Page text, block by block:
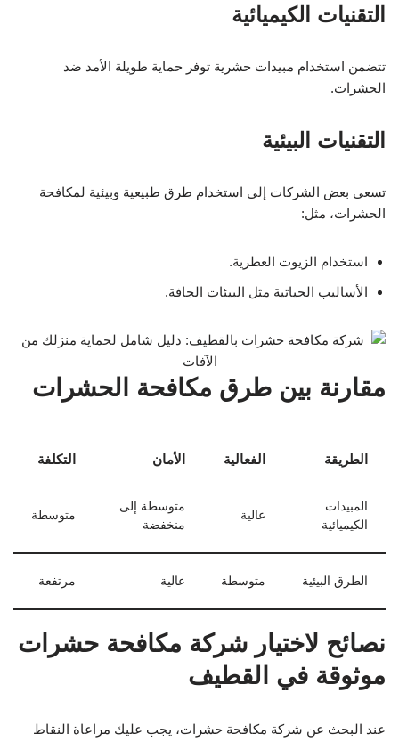
التقنيات الكيميائية
تتضمن استخدام مبيدات حشرية توفر حماية طويلة الأمد ضد
الحشرات.
التقنيات البيئية
تسعى بعض الشركات إلى استخدام طرق طبيعية وبيئية لمكافحة
الحشرات، مثل:
استخدام الزيوت العطرية.
الأساليب الحياتية مثل البيئات الجافة.
مقارنة بين طرق مكافحة الحشرات
الطريقة الفعالية الأمان التكلفة
المبيدات
الكيميائية
عالية
متوسطة إلى
منخفضة
متوسطة
الطرق البيئية متوسطة عالية مرتفعة
نصائح لاختيار شركة مكافحة حشرات
موثوقة في القطيف
عند البحث عن شركة مكافحة حشرات، يجب عليك مراعاة النقاط